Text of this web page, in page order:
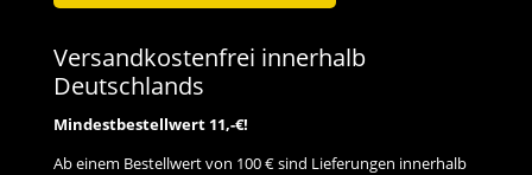
Versandkostenfrei innerhalb
Deutschlands
Mindestbestellwert 11,-€!
Ab einem Bestellwert von 100 € sind Lieferungen innerhalb